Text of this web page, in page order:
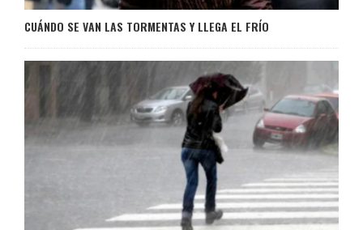
CUÁNDO SE VAN LAS TORMENTAS Y LLEGA EL FRÍO